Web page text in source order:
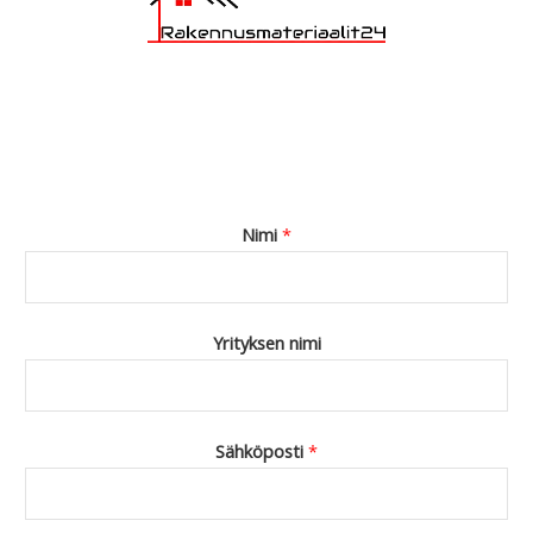
Nimi *
Yrityksen nimi
Sähköposti *